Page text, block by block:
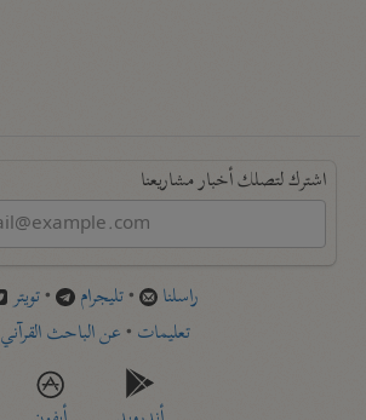
اشترك لتصلك أخبار مشاريعنا
راسلنا •تليجرام •تويتر
تعليمات •عن الباحث القرآني